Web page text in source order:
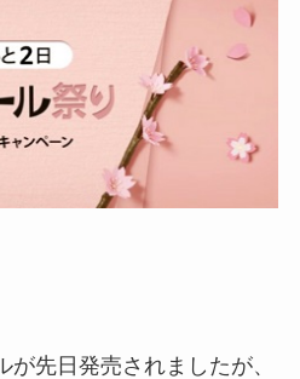
先日発売されましたが、